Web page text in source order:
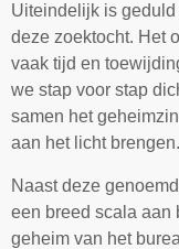
Uiteindelijk is
deze zoektocht. Het
vaak tijd en
we stap voor stap
samen het
aan het licht brengen.
Naast deze
een breed scala aan
geheim van het